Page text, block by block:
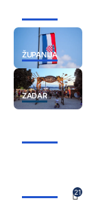
ŽUPANIJA
ZADAR
21